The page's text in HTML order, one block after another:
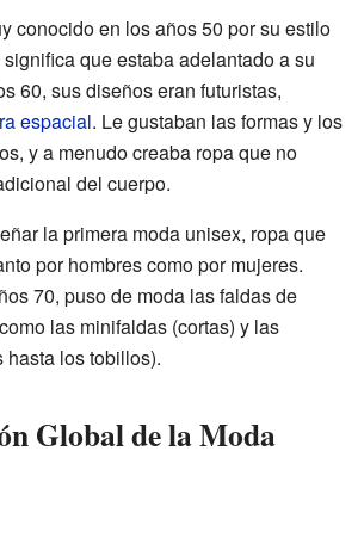
conocido en los años 50 por su estilo
significa que estaba adelantado a su
60, sus diseños eran futuristas,
espacial. Le gustaban las formas y los
y a menudo creaba ropa que no
del cuerpo.
la primera moda unisex, ropa que
por hombres como por mujeres.
70, puso de moda las faldas de
las minifaldas (cortas) y las
hasta los tobillos).
Global de la Moda